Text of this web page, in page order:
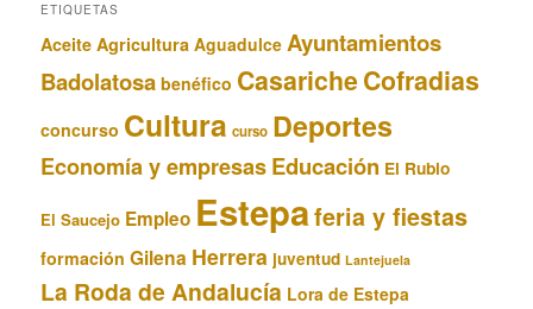
ETIQUETAS
Aceite Agricultura Aguadulce Ayuntamientos
Badolatosa benéfico CasaricheCofradias
concurso Cultura curso Deportes
Economía y empresasEducación El Rubio
El Saucejo Empleo Estepaferia y fiestas
formación Gilena Herrera juventud Lantejuela
La Roda de Andalucía Lora de Estepa